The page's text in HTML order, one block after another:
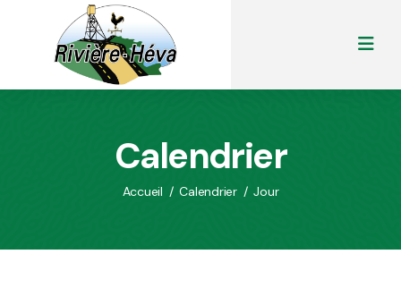
Calendrier
Accueil / Calendrier / Jour